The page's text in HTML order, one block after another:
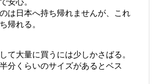
安心。
は日本へ持ち帰れませんが、これ
帰れる。
て大量に買うには少しかさばる。
分くらいのサイズがあるとベス